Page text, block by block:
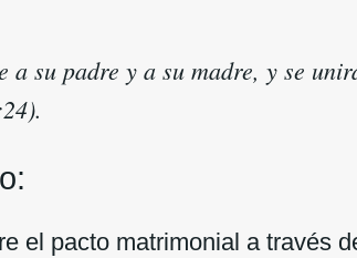
a su padre y a su madre, y se
el pacto matrimonial a través